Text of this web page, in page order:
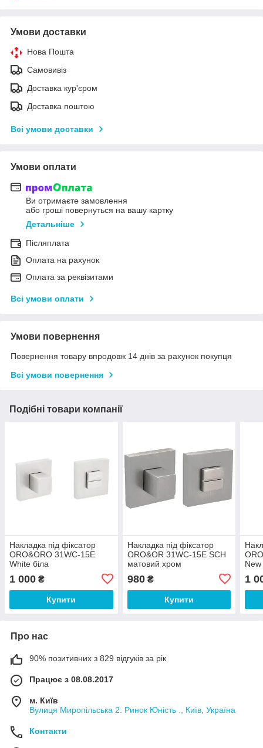
Умови доставки
Нова Пошта
Самовивіз
Доставка кур'єром
Доставка поштою
Всі умови доставки
Умови оплати
Ви отримаєте замовлення
або гроші повернуться на вашу картку
Детальніше
Післяплата
Оплата на рахунок
Оплата за реквізитами
Всі умови оплати
Умови повернення
Повернення товару впродовж 14 днів за рахунок покупця
Всі умови повернення
Подібні товари компанії
Накладка під фіксатор
ORO&ORO 31WC-15E
White біла
1 000 ₴
Купити
Накладка під фіксатор
ORO&OR 31WC-15E SCH
матовий хром
980₴
Купити
1
Про нас
90% позитивних з 829 відгуків за рік
Працює з 08.08.2017
м. Київ
Вулиця Миропільська 2. Ринок Юність ., Київ, Україна
Контакти